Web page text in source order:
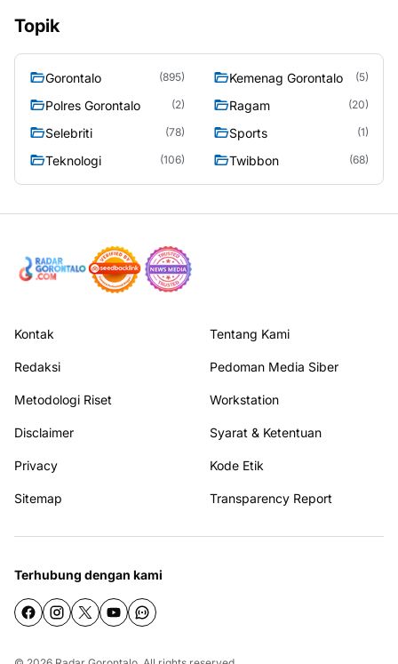
Topik
Gorontalo (895) Kemenag Gorontalo (5)
Polres Gorontalo (2) Ragam (20)
Selebriti (78) Sports (1)
Teknologi (106) Twibbon (68)
Kontak Tentang Kami
Redaksi Pedoman Media Siber
Metodologi Riset Workstation
Disclaimer Syarat & Ketentuan
Privacy Kode Etik
Sitemap Transparency Report
Terhubung dengan kami